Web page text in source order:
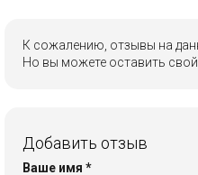
К сожалению, отзывы на
Но вы можете оставить
Добавить отзыв
Ваше имя *